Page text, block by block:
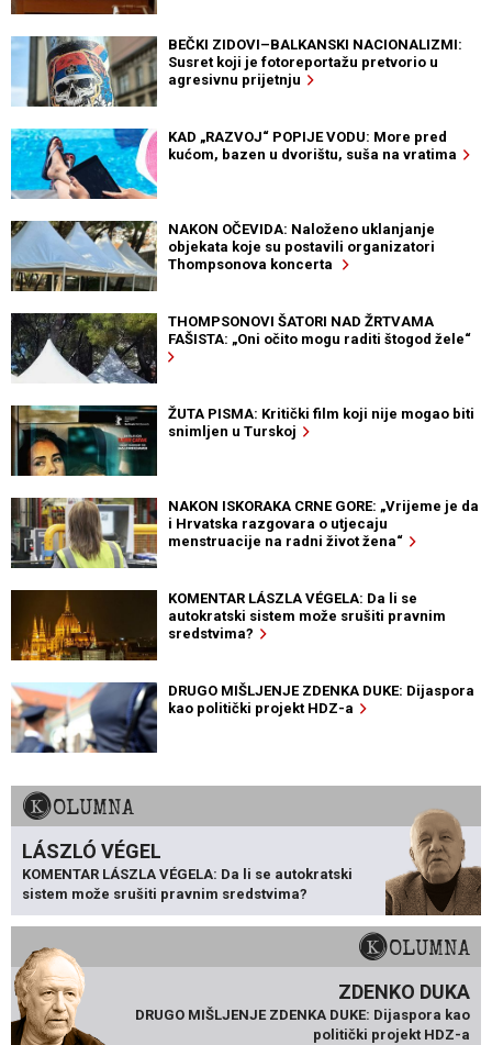
BEČKI ZIDOVI–BALKANSKI NACIONALIZMI:
Susret koji je fotoreportažu pretvorio u
agresivnu prijetnju
KAD „RAZVOJ“ POPIJE VODU: More pred
kućom, bazen u dvorištu, suša na vratima
NAKON OČEVIDA: Naloženo uklanjanje
objekata koje su postavili organizatori
Thompsonova koncerta
THOMPSONOVI ŠATORI NAD ŽRTVAMA
FAŠISTA: „Oni očito mogu raditi štogod žele“
ŽUTA PISMA: Kritički film koji nije mogao biti
snimljen u Turskoj
NAKON ISKORAKA CRNE GORE: „Vrijeme je da
i Hrvatska razgovara o utjecaju
menstruacije na radni život žena“
KOMENTAR LÁSZLA VÉGELA: Da li se
autokratski sistem može srušiti pravnim
sredstvima?
DRUGO MIŠLJENJE ZDENKA DUKE: Dijaspora
kao politički projekt HDZ-a
KOLUMNA
LÁSZLÓ VÉGEL
KOMENTAR LÁSZLA VÉGELA: Da li se autokratski
sistem može srušiti pravnim sredstvima?
KOLUMNA
ZDENKO DUKA
DRUGO MIŠLJENJE ZDENKA DUKE: Dijaspora kao
politički projekt HDZ-a